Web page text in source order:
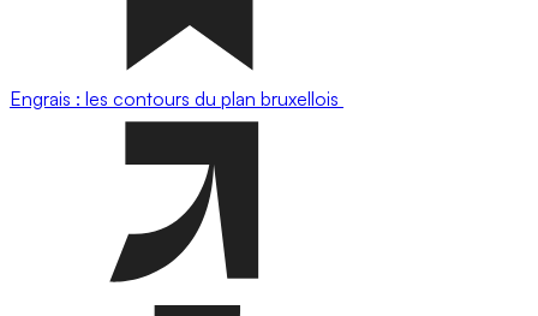
Engrais : les contours du plan bruxellois